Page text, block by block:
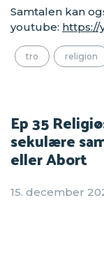
Samtalen kan
youtube: https://
tro religion
Ep 35
sekulære
eller Abort
15. december